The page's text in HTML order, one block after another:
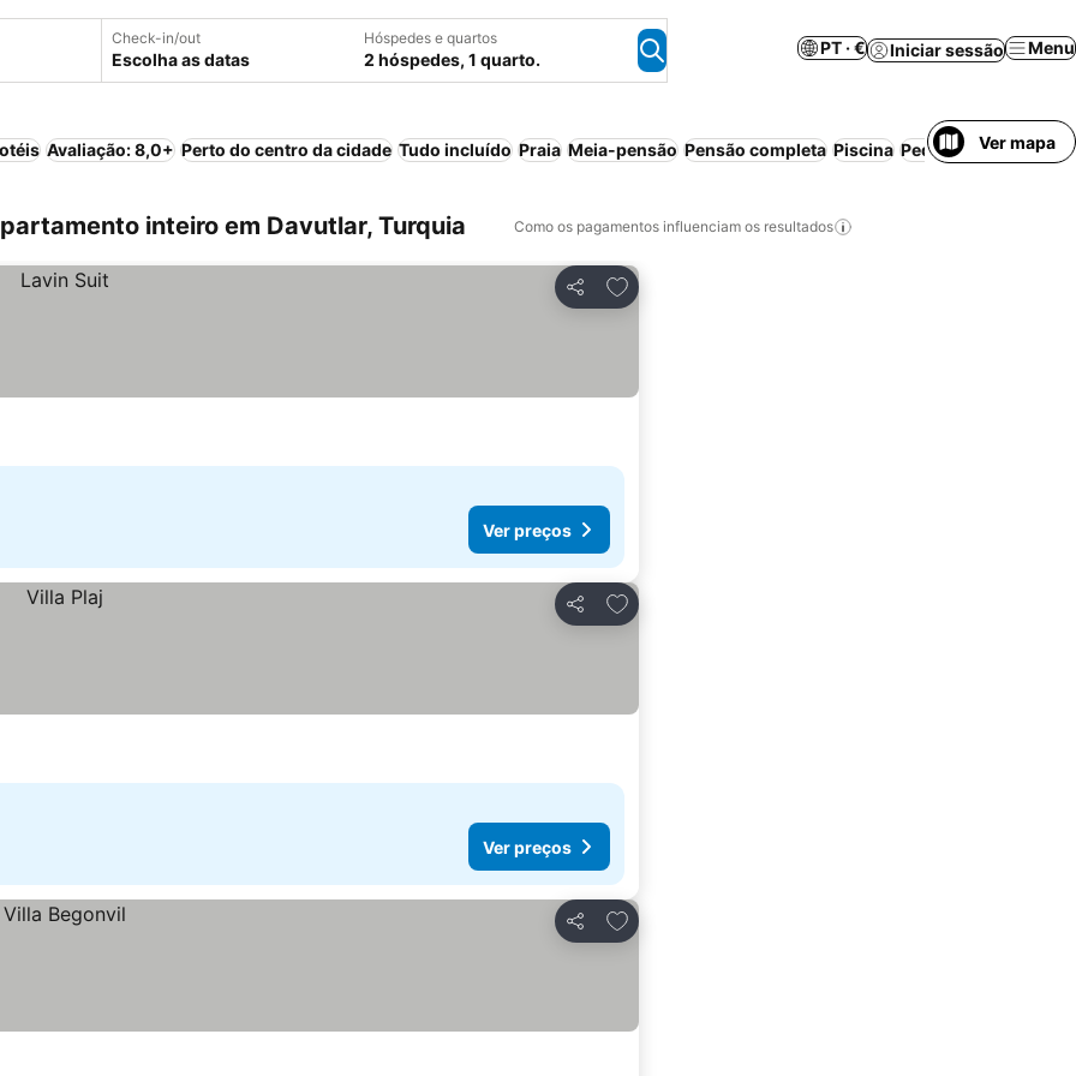
Check-in/out
Escolha as datas
Hóspedes e quartos
2 hóspedes, 1 quarto.
PT · € Iniciar sessão Menu
Avaliação: 8,0+ Perto do centro da cidade Tudo incluído Praia Meia-pensão Pensão completa Piscina Pequeno-almoço
Ver mapa
inteiro em Davutlar, Turquia Como os pagamentos influenciam os resultados
Partilhar
Adicionar aos favoritos
Ver preços
Partilhar
Adicionar aos favoritos
Ver preços
Partilhar
Adicionar aos favoritos